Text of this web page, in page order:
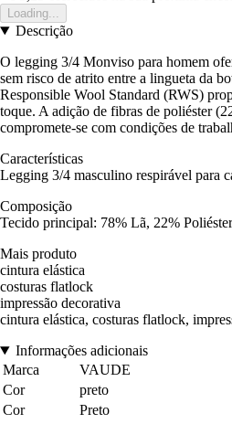
Loading...
Descrição
O legging 3/4 Monviso para homem
sem risco de atrito entre a lingueta da
Responsible Wool Standard (RWS)
toque. A adição de fibras de poliéster
compromete-se com condições de
Características
Legging 3/4 masculino respirável para
Composição
Tecido principal: 78% Lã, 22% Poliéster
Mais produto
cintura elástica
costuras flatlock
impressão decorativa
cintura elástica, costuras flatlock,
Informações adicionais
Marca
VAUDE
Cor
preto
Cor
Preto